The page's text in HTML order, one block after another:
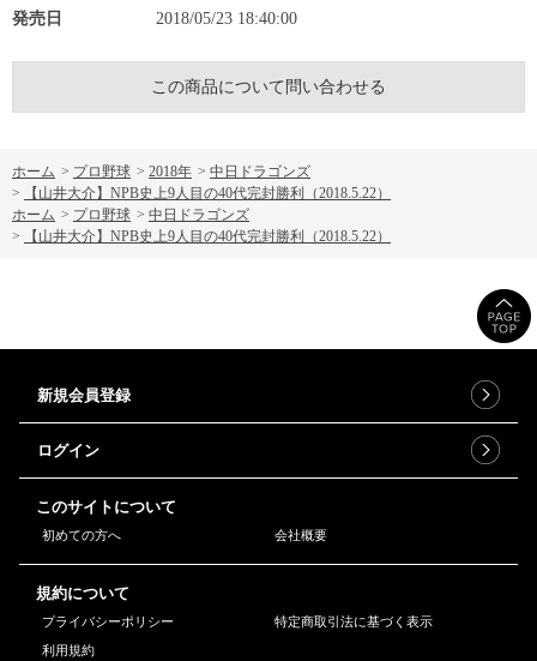
発売日 2018/05/23 18:40:00
この商品について問い合わせる
ホーム > プロ野球 > 2018年 > 中日ドラゴンズ
>
【山井大介】NPB史上9人目の40代完封勝利（2018.5.22）
ホーム > プロ野球 > 中日ドラゴンズ
>
【山井大介】NPB史上9人目の40代完封勝利（2018.5.22）
新規会員登録
ログイン
このサイトについて
初めての方へ 会社概要
規約について
プライバシーポリシー
特定商取引法に基づく表示
利用規約